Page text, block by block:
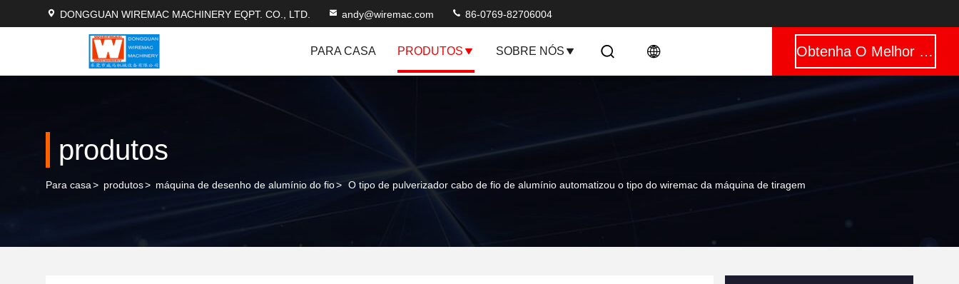
DONGGUAN WIREMAC MACHINERY EQPT. CO., LTD. andy@wiremac.com 86-0769-82706004
PARA CASA PRODUTOS SOBRE NÓS Obtenha O Melhor Preço
produtos
Para casa> produtos> máquina de desenho de alumínio do fio> O tipo de pulverizador cabo de fio de alumínio automatizou o tipo do wiremac da máquina de tiragem